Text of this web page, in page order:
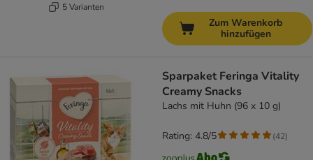
5 Varianten
Zum Warenkorb
hinzufügen
Sparpaket Feringa Vitality
Creamy Snacks
Lachs mit Huhn (96 x 10 g)
Rating: 4.8/5 (42)